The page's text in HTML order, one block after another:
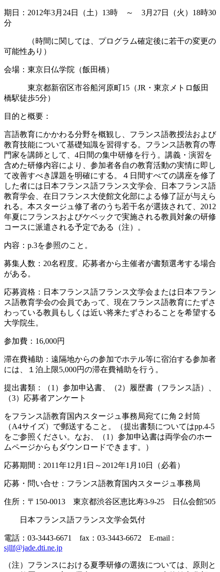
期日：2012年3月24日（土）13時 ～ 3月27日（火）18時30
分
（時間に関しては、プログラム確定後に若干の変更の
可能性あり）
会場：東京日仏学院（飯田橋）
東京都新宿区市谷船河原町15（JR・東京メトロ飯田
橋駅徒歩5分）
目的と概要：
言語教育にかかわる分野を概観し、フランス語教授法および
教育技能について基礎知識を習得する。フランス語教育の専
門家を講師として、4日間の集中研修を行う。講義・演習を
含めた研修内容により、参加者各自の教育活動の実情に即し
て改善すべき課題を明確にする。４日間すべての講座を修了
した者には日本フランス語フランス文学会、日本フランス語
教育学会、在日フランス大使館文化部による修了証が与えら
れる。本スタージュ修了者のうち若干名が選抜されて、2012
年夏にフランスおよびケベックで実施される教員対象の研修
コースに派遣される予定である（注）。
内容：p.3を参照のこと。
募集人数：20名程度。応募者から主催者が書類選考する場合
がある。
応募資格：日本フランス語フランス文学会または日本フラン
ス語教育学会の会員であって、現在フランス語教育にたずさ
わっている教員もしくは近い将来たずさわることを希望する
大学院生。
参加費：16,000円
滞在費補助：遠隔地からの参加でホテル等に宿泊する参加者
には、１泊上限5,000円の滞在費補助を行う。
提出書類：（1）参加申込書、（2）履歴書（フランス語）、
（3）応募者アンケート
をフランス語教育国内スタージュ事務局宛てに角２封筒
（A4サイズ）で郵送すること。（提出書類についてはpp.4-5
をご参照ください。なお、（1）参加申込書は両学会のホー
ムページからもダウンロードできます。）
応募期間：2011年12月1日～2012年1月10日（必着）
応募・問い合せ：フランス語教育国内スタージュ事務局
住所：〒150-0013 東京都渋谷区恵比寿3-9-25 日仏会館505
日本フランス語フランス文学会気付
電話：03-3443-6671 fax：03-3443-6672 E-mail :
sjllf@jade.dti.ne.jp
（注）フランスにおける夏季研修の選抜については、原則と